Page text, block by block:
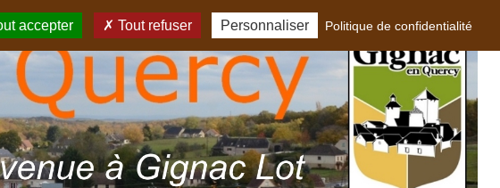
accepter Tout refuser Personnaliser Politique de confidentialité